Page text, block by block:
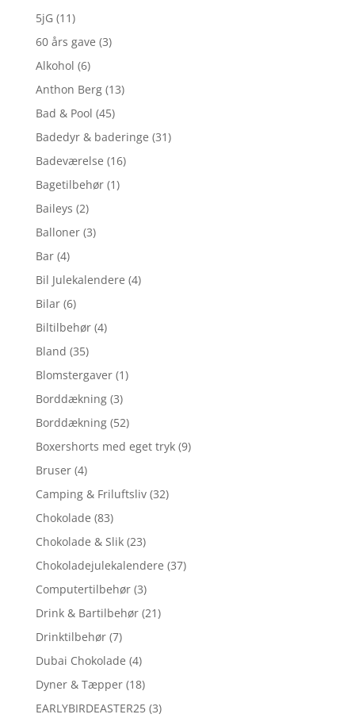
5jG (11)
60 års gave (3)
Alkohol (6)
Anthon Berg (13)
Bad & Pool (45)
Badedyr & baderinge (31)
Badeværelse (16)
Bagetilbehør (1)
Baileys (2)
Balloner (3)
Bar (4)
Bil Julekalendere (4)
Bilar (6)
Biltilbehør (4)
Bland (35)
Blomstergaver (1)
Borddækning (3)
Borddækning (52)
Boxershorts med eget tryk (9)
Bruser (4)
Camping & Friluftsliv (32)
Chokolade (83)
Chokolade & Slik (23)
Chokoladejulekalendere (37)
Computertilbehør (3)
Drink & Bartilbehør (21)
Drinktilbehør (7)
Dubai Chokolade (4)
Dyner & Tæpper (18)
EARLYBIRDEASTER25 (3)